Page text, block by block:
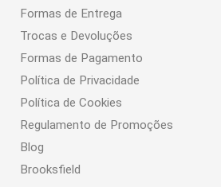
Formas de Entrega
Trocas e Devoluções
Formas de Pagamento
Política de Privacidade
Política de Cookies
Regulamento de Promoções
Blog
Brooksfield